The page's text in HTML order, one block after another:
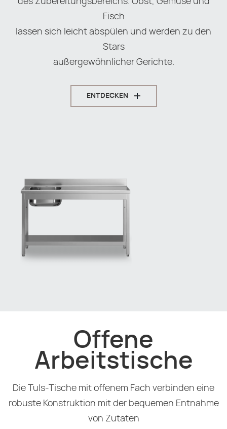
Fisch
lassen sich leicht abspülen und werden zu den
Stars
außergewöhnlicher Gerichte.
ENTDECKEN
Offene
Arbeitstische
Die Tuls-Tische mit offenem Fach verbinden eine
robuste Konstruktion mit der bequemen Entnahme
von Zutaten